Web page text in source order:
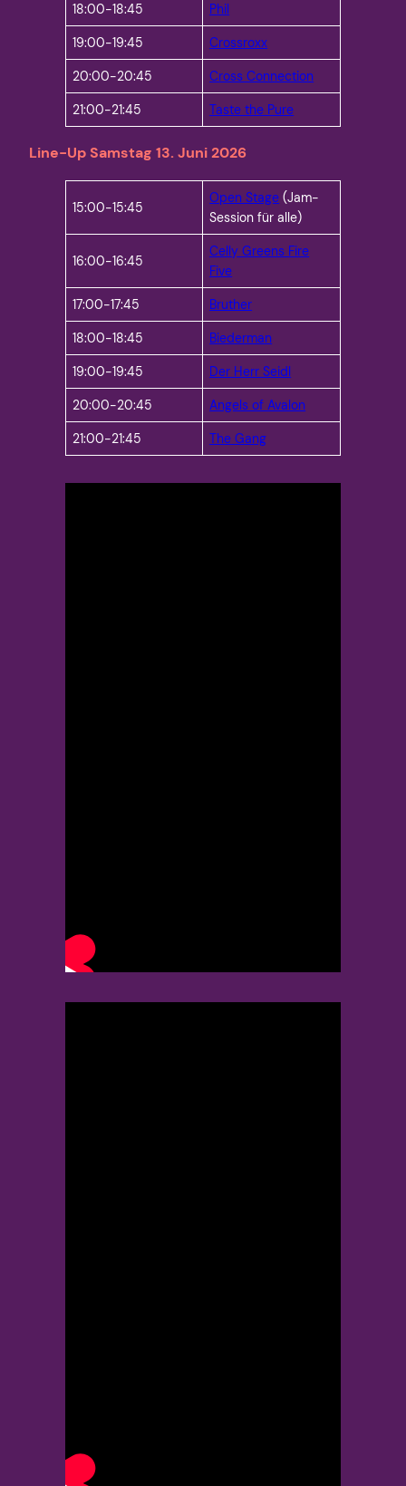
18:00-18:45 Phil
19:00-19:45 Crossroxx
20:00-20:45 Cross Connection
21:00-21:45 Taste the Pure
Line-Up Samstag 13. Juni 2026
15:00-15:45
Open Stage (Jam-
Session für alle)
16:00-16:45
Celly Greens Fire
Five
17:00-17:45 Bruther
18:00-18:45 Biederman
19:00-19:45 Der Herr Seidl
20:00-20:45 Angels of Avalon
21:00-21:45 The Gang